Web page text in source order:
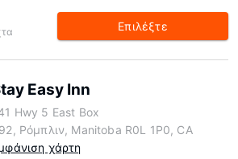
Επιλέξτε
Easy Inn
Hwy 5 East Box
Ρόμπλιν, Manitoba R0L 1P0, CA
χάρτη